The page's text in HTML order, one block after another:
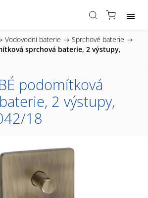
Vodovodní baterie / Sprchové baterie /
sprchová baterie, 2 výstupy,
podomítková
2 výstupy,
18